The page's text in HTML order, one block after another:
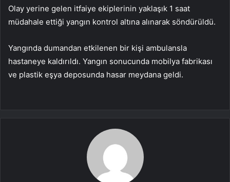
Olay yerine gelen itfaiye ekiplerinin yaklaşık 1 saat
müdahale ettiği yangın kontrol altına alınarak söndürüldü.
Yangında dumandan etkilenen bir kişi ambulansla
hastaneye kaldırıldı. Yangın sonucunda mobilya fabrikası
ve plastik eşya deposunda hasar meydana geldi.